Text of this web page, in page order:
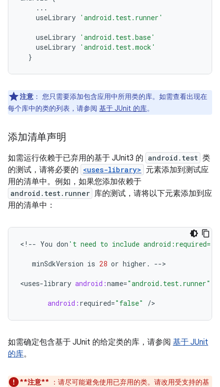
...
useLibrary 'android.test.runner'
useLibrary 'android.test.base'
useLibrary 'android.test.mock'
}
注意 ： 您只需要添加包含应用中所用类的库。如需查看出现在
每个库中的类的列表，请参阅 基于 JUnit 的库。
添加清单声明
如需运行依赖于已弃用的基于 JUnit3 的 android.test 类
的测试，请将必要的 <uses-library> 元素添加到测试应
用的清单中。例如，如果您添加依赖于
android.test.runner 库的测试，请将以下元素添加到应
用的清单中：
< !-- You don 't need to include
minSdkVersion is 28 or higher . -->
<uses-library android:name="android.test.runner"
android: required="false" /
如需确定包含基于 JUnit 的给定类的库，请参阅 基于 JUnit
的库。
**注意** ：请尽可能避免使用已弃用的类。请改用受支持的基